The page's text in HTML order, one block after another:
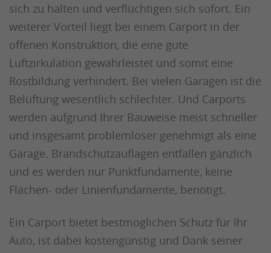
sich zu halten und verflüchtigen sich sofort. Ein
weiterer Vorteil liegt bei einem Carport in der
offenen Konstruktion, die eine gute
Luftzirkulation gewährleistet und somit eine
Rostbildung verhindert. Bei vielen Garagen ist die
Belüftung wesentlich schlechter. Und Carports
werden aufgrund Ihrer Bauweise meist schneller
und insgesamt problemloser genehmigt als eine
Garage. Brandschutzauflagen entfallen gänzlich
und es werden nur Punktfundamente, keine
Flächen- oder Linienfundamente, benötigt.
Ein Carport bietet bestmöglichen Schutz für Ihr
Auto, ist dabei kostengünstig und Dank seiner